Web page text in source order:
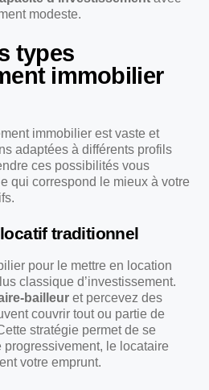
modeste.
types
immobilier
immobilier est vaste et
adaptées à différents profils
ces possibilités vous
qui correspond le mieux à votre
traditionnel
pour le mettre en location
classique d’investissement.
bailleur et percevez des
couvrir tout ou partie de
stratégie permet de se
le locataire
votre emprunt.